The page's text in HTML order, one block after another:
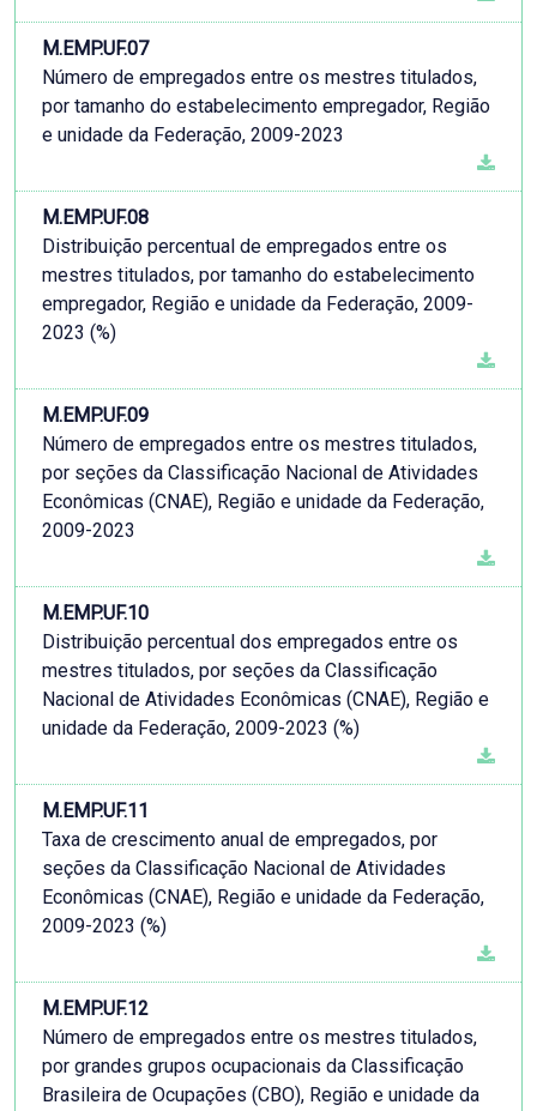
M.EMP.UF.07
Número de empregados entre os mestres titulados,
por tamanho do estabelecimento empregador, Região
e unidade da Federação, 2009-2023
M.EMP.UF.08
Distribuição percentual de empregados entre os
mestres titulados, por tamanho do estabelecimento
empregador, Região e unidade da Federação, 2009-
2023 (%)
M.EMP.UF.09
Número de empregados entre os mestres titulados,
por seções da Classificação Nacional de Atividades
Econômicas (CNAE), Região e unidade da Federação,
2009-2023
M.EMP.UF.10
Distribuição percentual dos empregados entre os
mestres titulados, por seções da Classificação
Nacional de Atividades Econômicas (CNAE), Região e
unidade da Federação, 2009-2023 (%)
M.EMP.UF.11
Taxa de crescimento anual de empregados, por
seções da Classificação Nacional de Atividades
Econômicas (CNAE), Região e unidade da Federação,
2009-2023 (%)
M.EMP.UF.12
Número de empregados entre os mestres titulados,
por grandes grupos ocupacionais da Classificação
Brasileira de Ocupações (CBO), Região e unidade da